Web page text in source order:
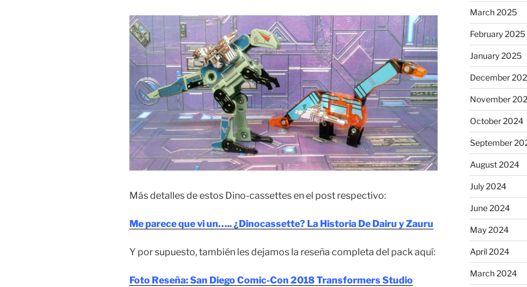
Más detalles de estos Dino-cassettes en el post respectivo:
Me parece que vi un….. ¿Dinocassette? La Historia De Dairu y Zauru
Y por supuesto, también les dejamos la reseña completa del pack aquí:
Foto Reseña: San Diego Comic-Con 2018 Transformers Studio
March 2025
February 2025
January 2025
December
November
October 2024
September
August 2024
July 2024
June 2024
May 2024
April 2024
March 2024